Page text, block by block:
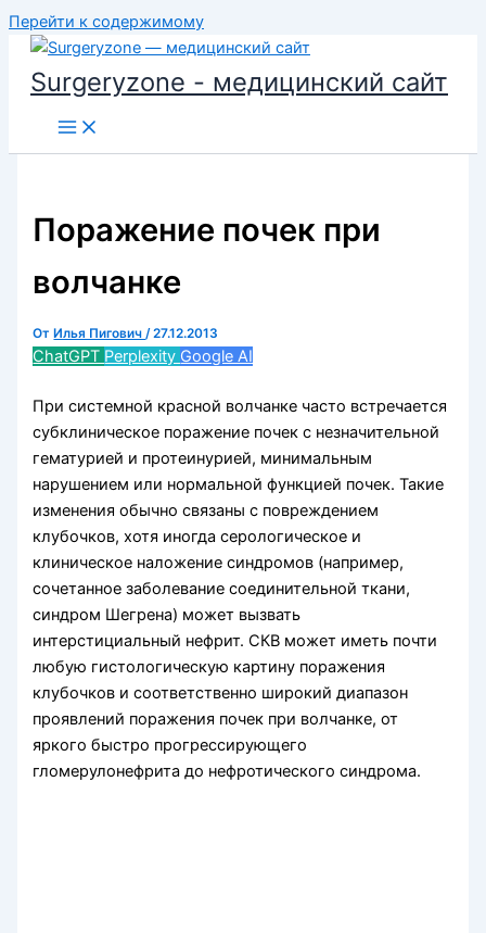
Перейти к содержимому
Surgeryzone - медицинский сайт
Поражение почек при
волчанке
От Илья Пигович/27.12.2013
ChatGPT Perplexity Google AI
При системной красной волчанке часто встречается
субклиническое поражение почек с незначительной
гематурией и протеинурией, минимальным
нарушением или нормаль­ной функцией почек. Такие
изменения обычно связаны с повреждением
клубочков, хотя иногда серологическое и
клиническое наложение синдро­мов (например,
сочетанное заболевание соедини­тельной ткани,
синдром Шегрена) может вызвать
интерстициальный нефрит. СКВ может иметь почти
любую гистологическую картину поражения
клубочков и соответственно широкий диапазон
проявлений поражения почек при волчанке, от
яркого быстро прогрессирующего
гломерулонефрита до нефротического синдрома.